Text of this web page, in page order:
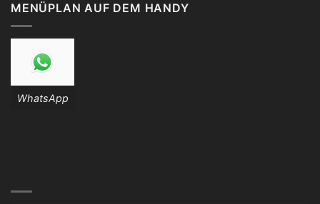
MENÜPLAN AUF DEM HANDY
WhatsApp